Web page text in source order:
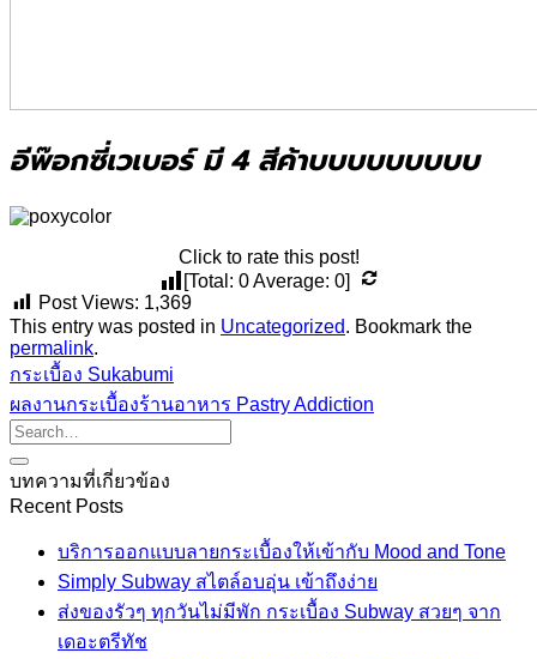
อีพ๊อกซี่เวเบอร์ มี 4 สีค้าบบบบบบบบบ
Click to rate this post!
[Total: 0Average: 0]
Post Views: 1,369
This entry was posted in Uncategorized. Bookmark the
permalink.
กระเบื้อง Sukabumi
ผลงานกระเบื้องร้านอาหาร Pastry Addiction
บทความที่เกี่ยวข้อง
Recent Posts
บริการออกแบบลายกระเบื้องให้เข้ากับ Mood and Tone
Simply Subway สไตล์อบอุ่น เข้าถึงง่าย
ส่งของรัวๆ ทุกวันไม่มีพัก กระเบื้อง Subway สวยๆ จาก
เดอะตรีทัช